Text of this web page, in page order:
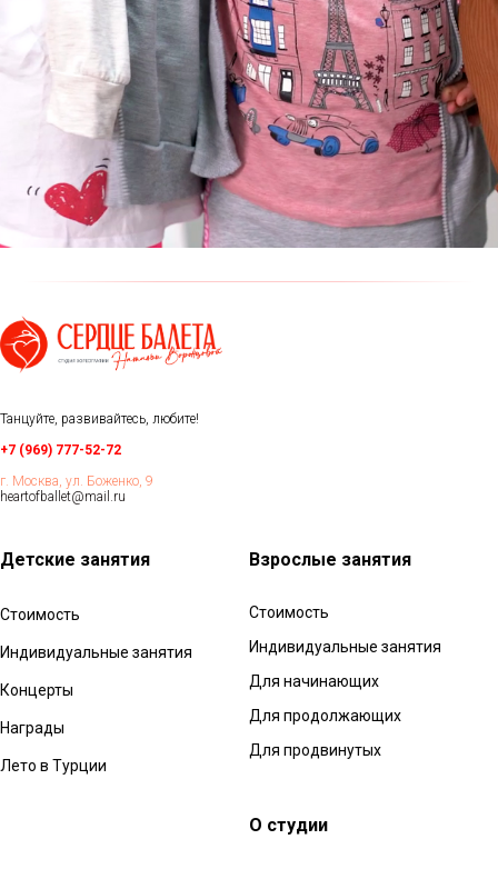
Танцуйте, развивайтесь, любите!
+7 (969) 777-52-72
г. Москва, ул. Боженко, 9
heartofballet@mail.ru
Детские занятия
Стоимость
Индивидуальные занятия
Концерты
Награды
Лето в Турции
Взрослые занятия
Стоимость
Индивидуальные занятия
Для начинающих
Для продолжающих
Для продвинутых
О студии